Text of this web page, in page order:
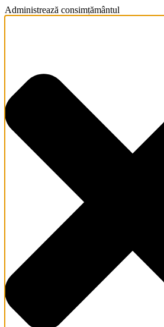
Administrează consimțământul